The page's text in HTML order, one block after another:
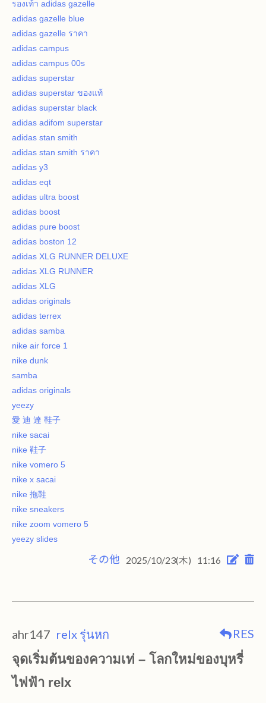
รองเท้า adidas gazelle
adidas gazelle blue
adidas gazelle ราคา
adidas campus
adidas campus 00s
adidas superstar
adidas superstar ของแท้
adidas superstar black
adidas adifom superstar
adidas stan smith
adidas stan smith ราคา
adidas y3
adidas eqt
adidas ultra boost
adidas boost
adidas pure boost
adidas boston 12
adidas XLG RUNNER DELUXE
adidas XLG RUNNER
adidas XLG
adidas originals
adidas terrex
adidas samba
nike air force 1
nike dunk
samba
adidas originals
yeezy
愛 迪 達 鞋子
nike sacai
nike 鞋子
nike vomero 5
nike x sacai
nike 拖鞋
nike sneakers
nike zoom vomero 5
yeezy slides
その他 2025/10/23(木) 11:16
ahr147 relx รุ่นหก RES
จุดเริ่มต้นของความเท่ – โลกใหม่ของบุหรี่
ไฟฟ้า relx